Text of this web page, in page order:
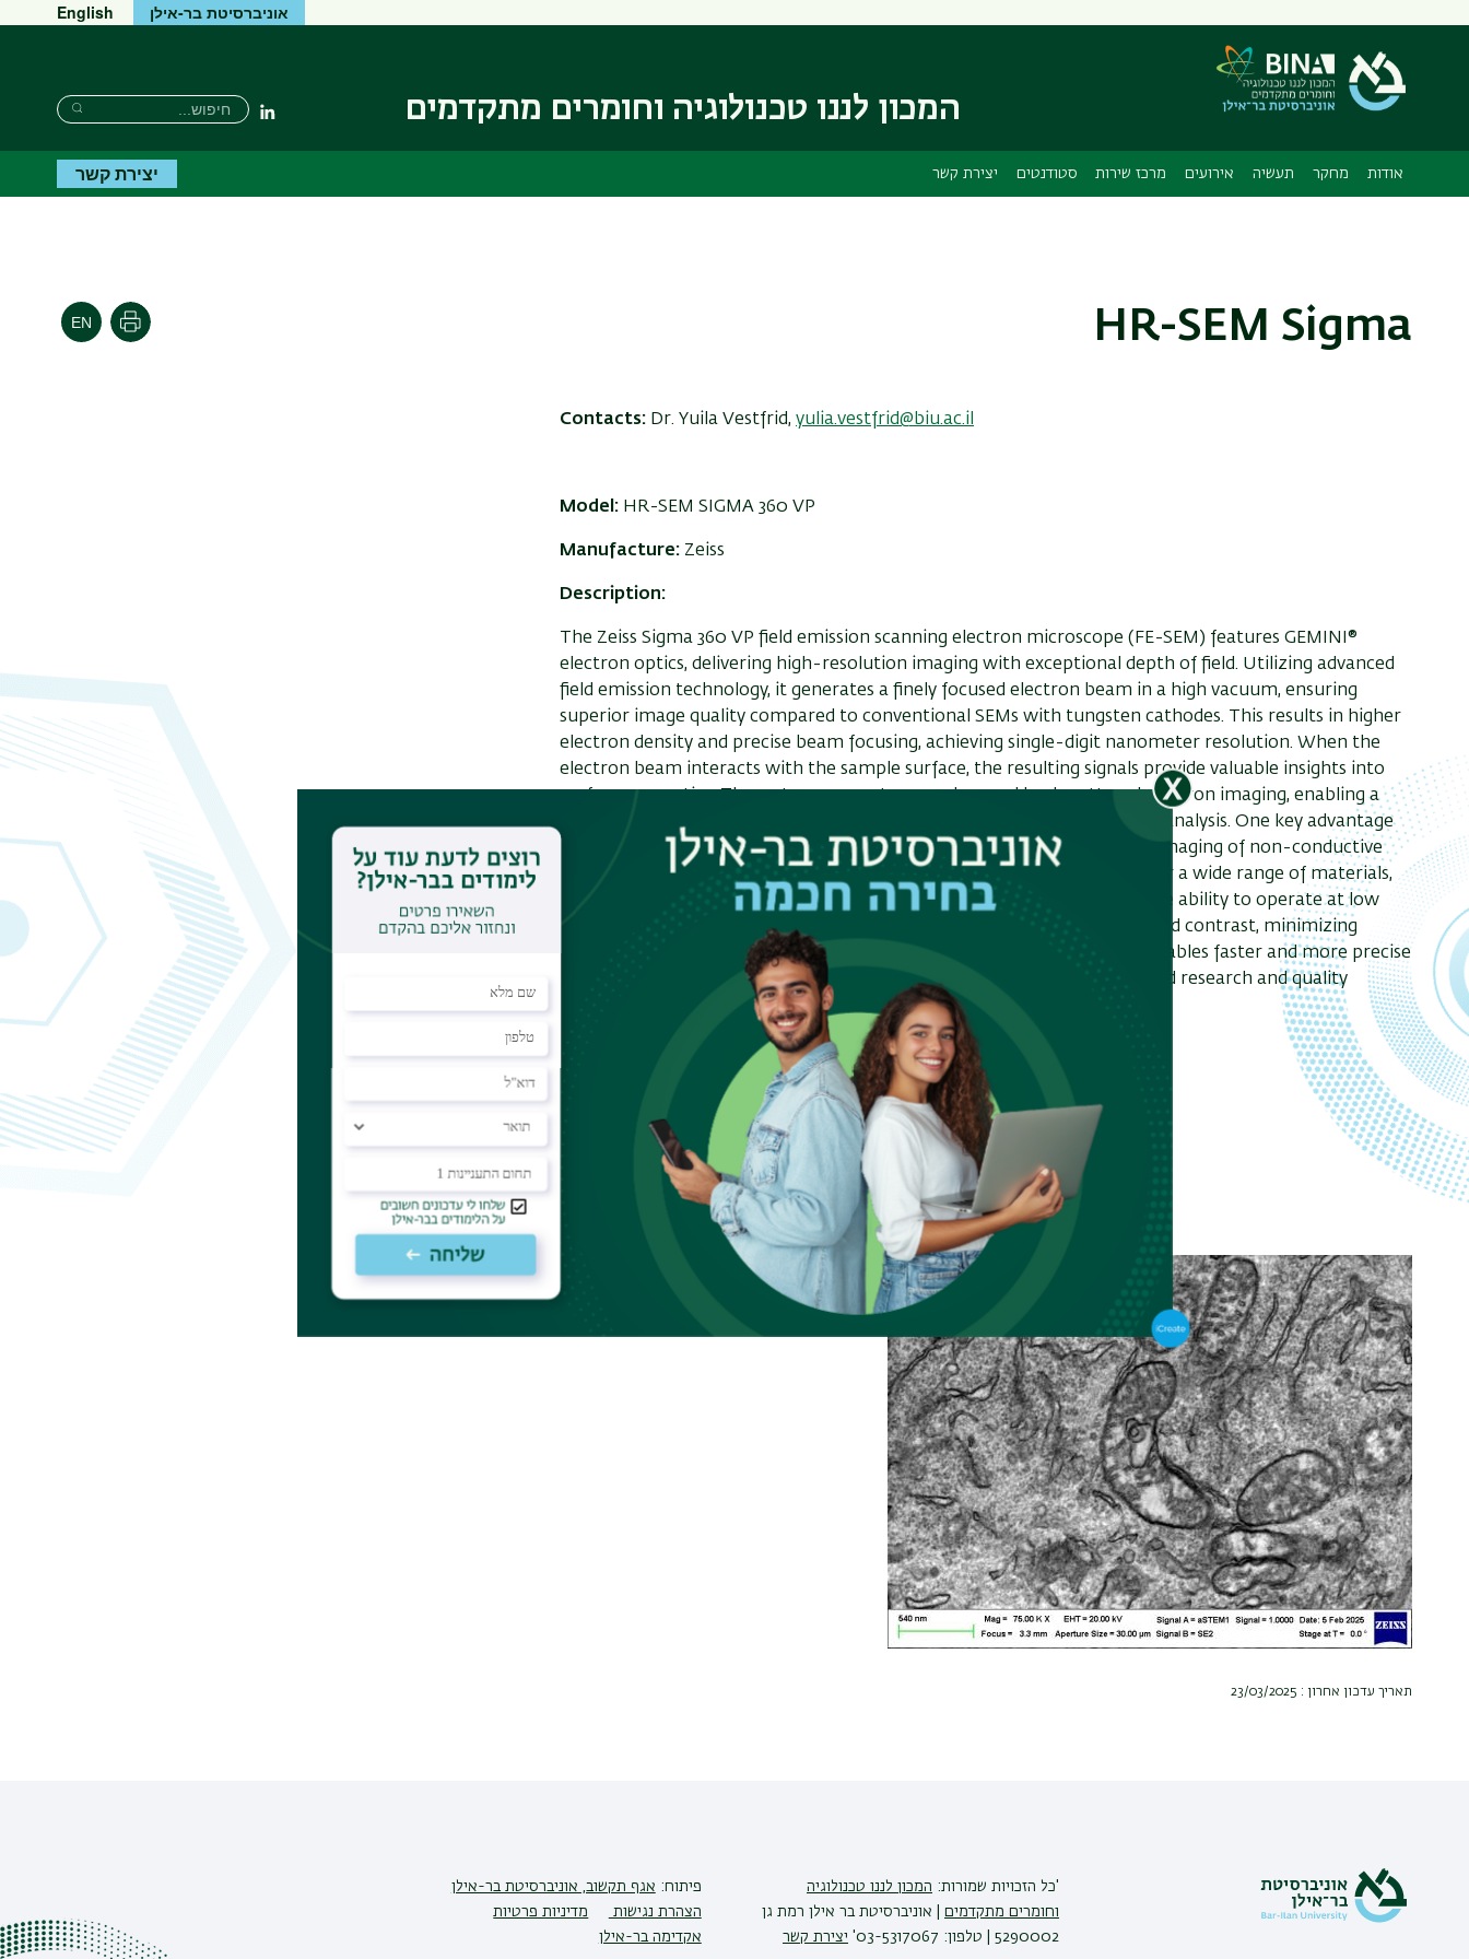
ראשי
תפריט
משני
אוניברסיטת בר-אילן English
המכון לננו טכנולוגיה וחומרים מתקדמים Linkedin
חיפוש
חיפוש
חיפוש
אודות מחקר תעשיה אירועים מרכז שירות סטודנטים יצירת קשר יצירת קשר
HR-SEM Sigma הדפסה
Contacts: Dr. Yuila Vestfrid, yulia.vestfrid@biu.ac.il
Model: HR-SEM SIGMA 360 VP
Manufacture: Zeiss
Description:
The Zeiss Sigma 360 VP field emission scanning electron microscope (FE-SEM) features GEMINI®
electron optics, delivering high-resolution imaging with exceptional depth of field. Utilizing advanced
field emission technology, it generates a finely focused electron beam in a high vacuum, ensuring
superior image quality compared to conventional SEMs with tungsten cathodes. This results in higher
electron density and precise beam focusing, achieving single-digit nanometer resolution. When the
electron beam interacts with the sample surface, the resulting signals provide valuable insights into
surface properties. The system supports secondary and backscattered electron imaging, enabling a
range of contrast modes for detailed topographical and fracture surface analysis. One key advantage
of the Sigma 360 VP is its variable pressure (VP) capability, which allows imaging of non-conductive
samples without requiring gold or graphite coating. This makes it ideal for a wide range of materials,
including biological specimens, polymers, and geological samples. With the ability to operate at low
voltages (down to 1 kV), it provides high-resolution imaging with improved contrast, minimizing
damage to sensitive samples. Additionally, best-in-class EDS geometry enables faster and more precise
elemental analysis, making the Sigma 360 VP a powerful tool for advanced research and quality
0.9 nm (15kV)
2 nm (500 V)
תאריך עדכון אחרון : 23/03/2025
'כל הזכויות שמורות: המכון לננו טכנולוגיה
וחומרים מתקדמים | אוניברסיטת בר אילן רמת גן
5290002 | טלפון: 03-5317067'
יצירת קשר
פיתוח: אגף תקשוב, אוניברסיטת בר-אילן
הצהרת נגישות
מדיניות פרטיות
אקדימה בר-אילן